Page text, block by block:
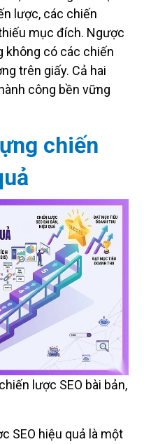
lược, các chiến
mục đích. Ngược
không có các chiến
trên giấy. Cả hai
công bền vững
chiến
lược SEO bài bản,
SEO hiệu quả là một